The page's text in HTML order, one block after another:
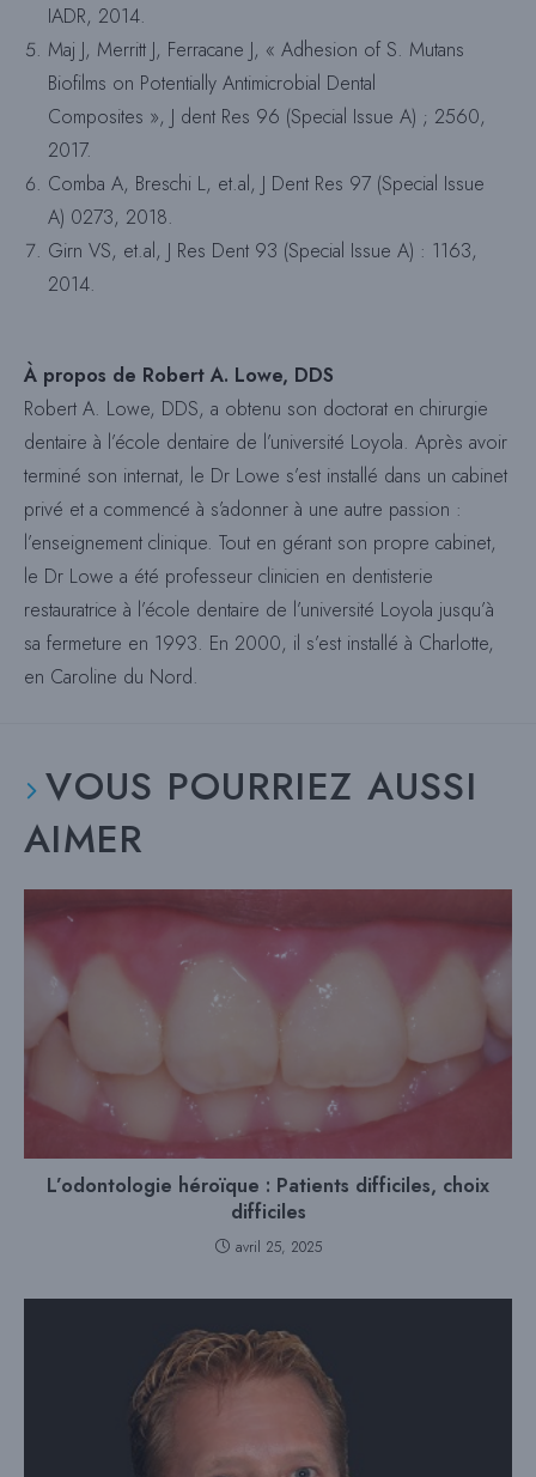
IADR, 2014.
Maj J, Merritt J, Ferracane J, « Adhesion of S. Mutans
Biofilms on Potentially Antimicrobial Dental
Composites », J dent Res 96 (Special Issue A) ; 2560,
2017.
Comba A, Breschi L, et.al, J Dent Res 97 (Special Issue
A) 0273, 2018.
Girn VS, et.al, J Res Dent 93 (Special Issue A) : 1163,
2014.
À propos de Robert A. Lowe, DDS
Robert A. Lowe, DDS, a obtenu son doctorat en chirurgie
dentaire à l’école dentaire de l’université Loyola. Après avoir
terminé son internat, le Dr Lowe s’est installé dans un cabinet
privé et a commencé à s’adonner à une autre passion :
l’enseignement clinique. Tout en gérant son propre cabinet,
le Dr Lowe a été professeur clinicien en dentisterie
restauratrice à l’école dentaire de l’université Loyola jusqu’à
sa fermeture en 1993. En 2000, il s’est installé à Charlotte,
en Caroline du Nord.
VOUS POURRIEZ AUSSI
AIMER
L’odontologie héroïque : Patients difficiles, choix
difficiles
avril 25, 2025